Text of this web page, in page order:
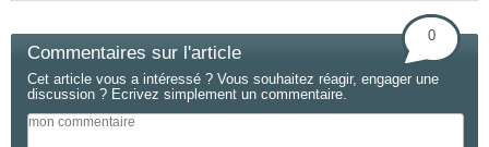
Commentaires sur l'article
0
Cet article vous a intéressé ? Vous souhaitez réagir, engager une
discussion ? Ecrivez simplement un commentaire.